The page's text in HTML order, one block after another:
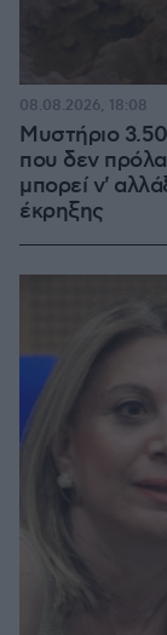
Μυστήριο
που δεν
μπορεί ν'
έκρηξης
08.08.2026, 18:08